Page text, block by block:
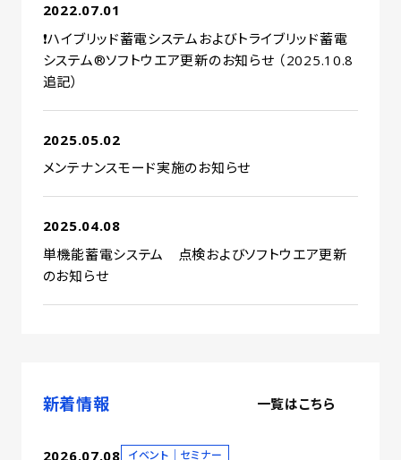
2022.07.01
❗ハイブリッド蓄電システムおよびトライブリッド蓄電
システム®ソフトウエア更新のお知らせ （2025.10.8
追記）
2025.05.02
メンテナンスモード実施のお知らせ
2025.04.08
単機能蓄電システム 点検およびソフトウエア更新
のお知らせ
新着情報 一覧はこちら
2026.07.08 イベント｜セミナー